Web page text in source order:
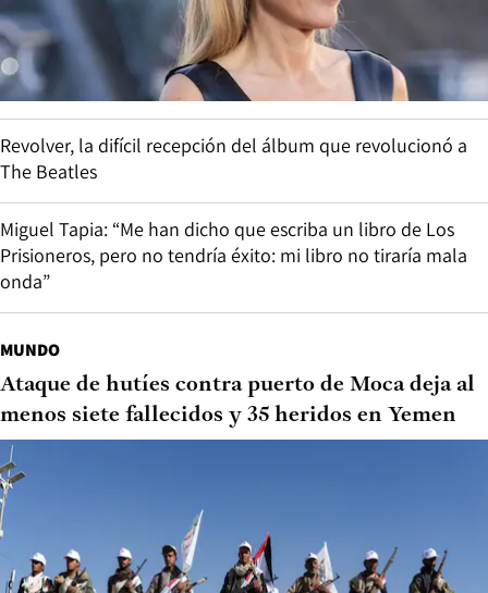
Revolver, la difícil recepción del álbum que revolucionó a
The Beatles
Miguel Tapia: “Me han dicho que escriba un libro de Los
Prisioneros, pero no tendría éxito: mi libro no tiraría mala
onda”
MUNDO
Ataque de hutíes contra puerto de Moca deja al
menos siete fallecidos y 35 heridos en Yemen